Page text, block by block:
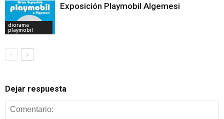
diorama
playmobil
Exposición Playmobil Algemesi
Dejar respuesta